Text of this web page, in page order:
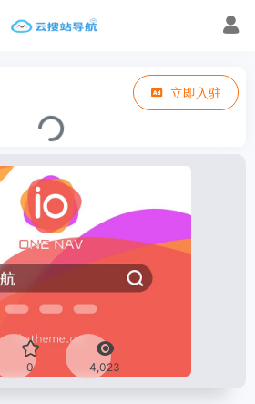
立即入驻
0 4,023